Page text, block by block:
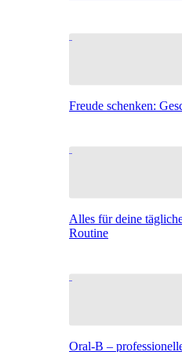
Freude schenken:
Alles für deine
Routine
Oral-B –